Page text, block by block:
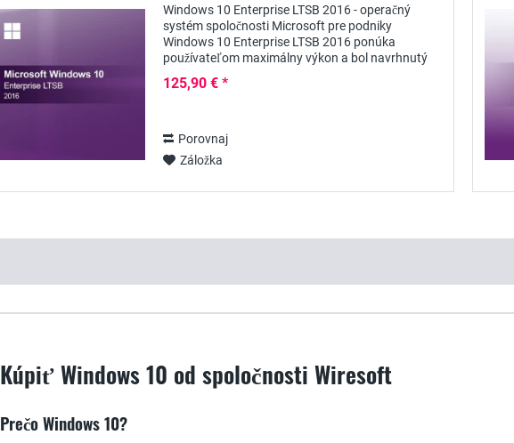
Windows 10 Enterprise LTSB 2016 - operačný
systém spoločnosti Microsoft pre podniky
Windows 10 Enterprise LTSB 2016 ponúka
používateľom maximálny výkon a bol navrhnutý
spoločnosti...
125,90 € *
Porovnaj
Záložka
Kúpiť Windows 10 od spoločnosti Wiresoft
Prečo Windows 10?